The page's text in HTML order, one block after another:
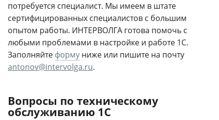
потребуется специалист. Мы имеем в штате
сертифицированных специалистов с большим
опытом работы. ИНТЕРВОЛГА готова помочь с
любыми проблемами в настройке и работе 1С.
Заполняйте форму ниже или пишите на почту
antonov@intervolga.ru.
Вопросы по техническому
обслуживанию 1С